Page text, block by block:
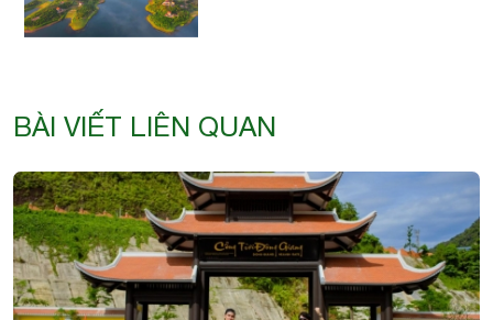
BÀI VIẾT LIÊN QUAN